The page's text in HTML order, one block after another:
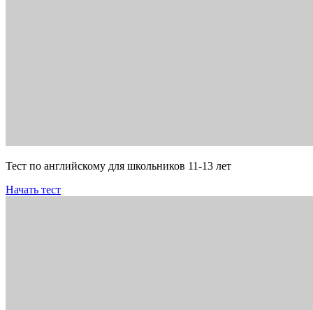
Тест по английскому для школьников 11-13 лет
Начать тест